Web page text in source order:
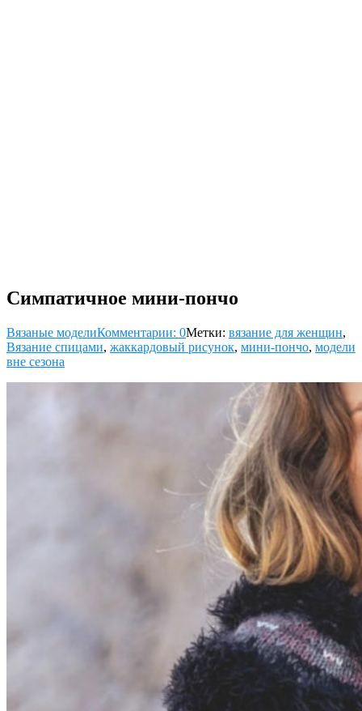
Симпатичное мини-пончо
Вязаные моделиКомментарии: 0Метки: вязание для женщин,
Вязание спицами, жаккардовый рисунок, мини-пончо, модели
вне сезона